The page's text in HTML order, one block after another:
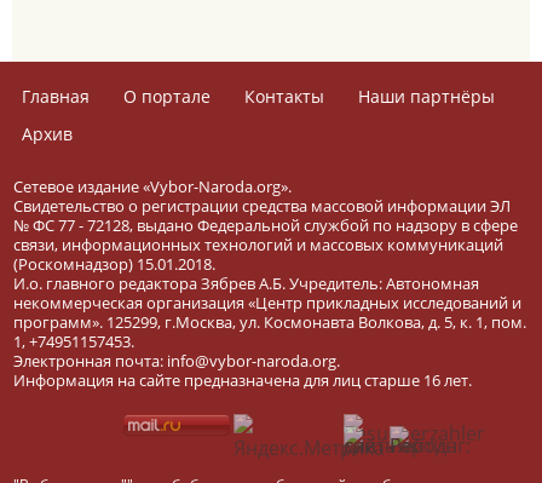
Главная О портале Контакты
Наши партнёры
Архив
Сетевое издание «Vybor-Naroda.org».
Свидетельство о регистрации средства массовой информации ЭЛ
№ ФС 77 - 72128, выдано Федеральной службой по надзору в сфере
связи, информационных технологий и массовых коммуникаций
(Роскомнадзор) 15.01.2018.
И.о. главного редактора Зябрев А.Б. Учредитель: Автономная
некоммерческая организация «Центр прикладных исследований и
программ». 125299, г.Москва, ул. Космонавта Волкова, д. 5, к. 1, пом.
1, +74951157453.
Электронная почта: info@vybor-naroda.org.
Информация на сайте предназначена для лиц старше 16 лет.